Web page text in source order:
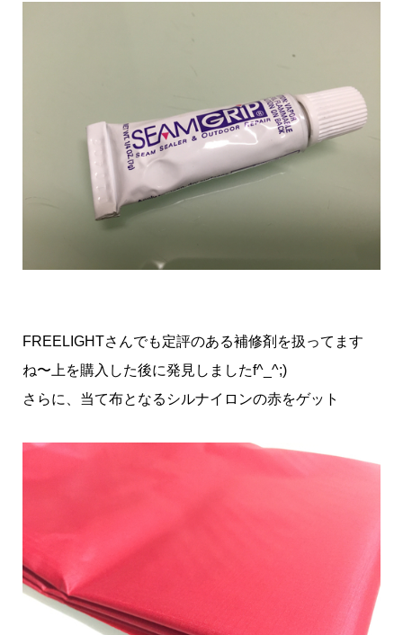
FREELIGHTさんでも定評のある補修剤を扱ってます
ね〜上を購入した後に発見しましたf^_^;)
さらに、当て布となるシルナイロンの赤をゲット